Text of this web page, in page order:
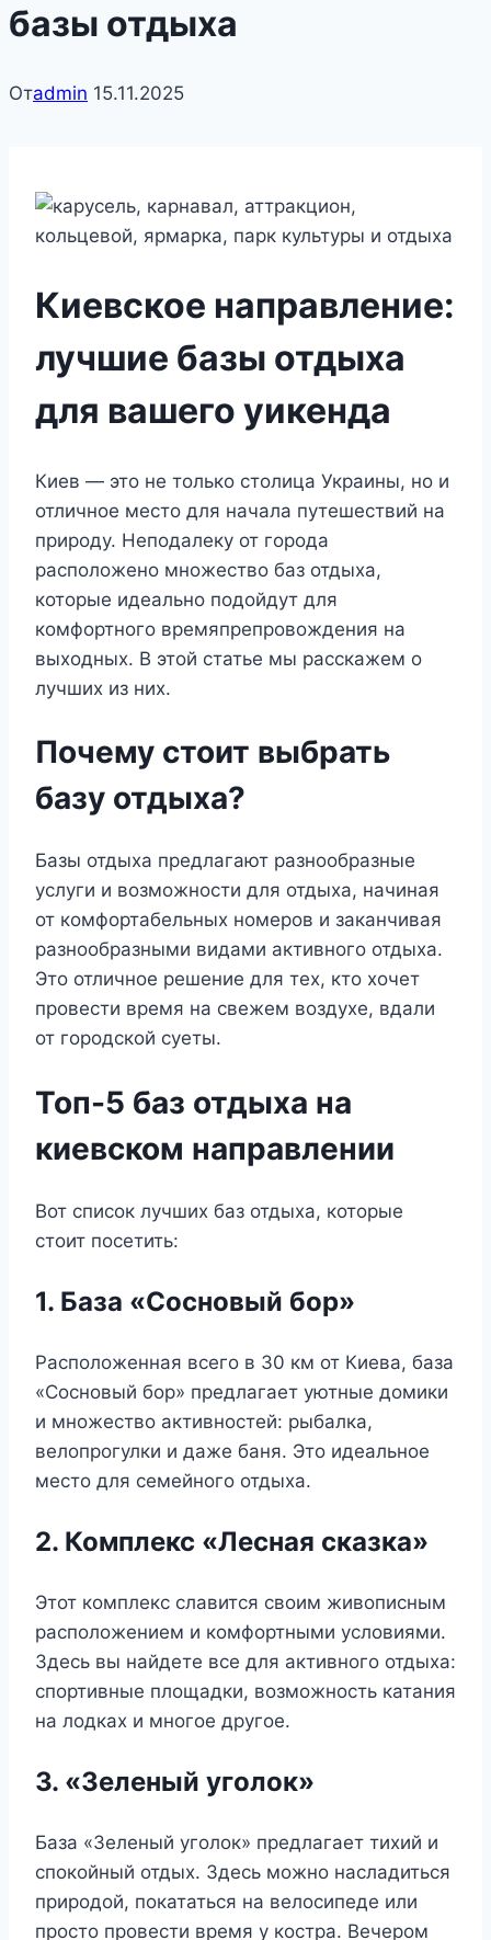
базы отдыха
Отadmin 15.11.2025
Киевское направление:
лучшие базы отдыха
для вашего уикенда
Киев — это не только столица Украины, но и
отличное место для начала путешествий на
природу. Неподалеку от города
расположено множество баз отдыха,
которые идеально подойдут для
комфортного времяпрепровождения на
выходных. В этой статье мы расскажем о
лучших из них.
Почему стоит выбрать
базу отдыха?
Базы отдыха предлагают разнообразные
услуги и возможности для отдыха, начиная
от комфортабельных номеров и заканчивая
разнообразными видами активного отдыха.
Это отличное решение для тех, кто хочет
провести время на свежем воздухе, вдали
от городской суеты.
Топ-5 баз отдыха на
киевском направлении
Вот список лучших баз отдыха, которые
стоит посетить:
1. База «Сосновый бор»
Расположенная всего в 30 км от Киева, база
«Сосновый бор» предлагает уютные домики
и множество активностей: рыбалка,
велопрогулки и даже баня. Это идеальное
место для семейного отдыха.
2. Комплекс «Лесная сказка»
Этот комплекс славится своим живописным
расположением и комфортными условиями.
Здесь вы найдете все для активного отдыха:
спортивные площадки, возможность катания
на лодках и многое другое.
3. «Зеленый уголок»
База «Зеленый уголок» предлагает тихий и
спокойный отдых. Здесь можно насладиться
природой, покататься на велосипеде или
просто провести время у костра. Вечером